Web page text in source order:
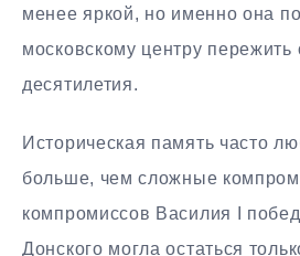
менее яркой, но именно она
московскому центру пережить
десятилетия.
Историческая память часто
больше, чем сложные
компромиссов Василия I
Донского могла остаться